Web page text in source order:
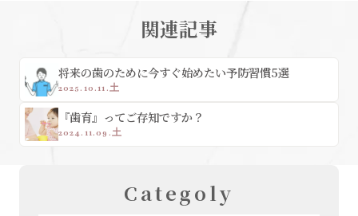
関連記事
将来の歯のために今すぐ始めたい予防習慣5選
2025.10.11.土
『歯育』ってご存知ですか？
2024.11.09.土
Categoly